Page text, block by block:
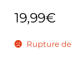
19,99€
Rupture